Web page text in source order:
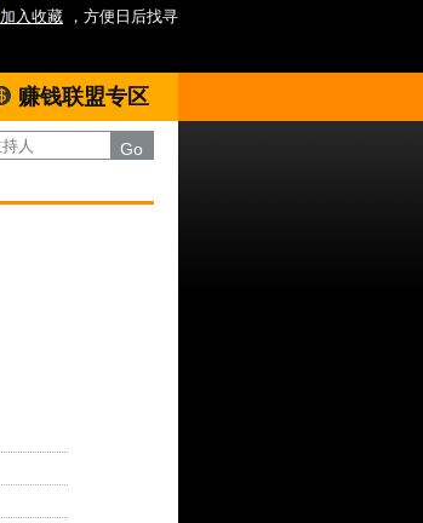
加入收藏 ，方便日后找寻
赚钱联盟专区